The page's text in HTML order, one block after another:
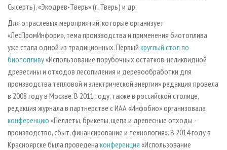
Сысерть), «Экодрев-Тверь» (г. Тверь) и др.
Для отраслевых мероприятий, которые организует
«ЛесПромИнформ», тема производства и применения биотоплива
уже стала одной из традиционных. Первый круглый стол по
биотопливу«Использование порубочных остатков, неликвидной
древесины и отходов лесопиления и деревообработки для
производства тепловой и электрической энергии» редакция провела
в 2008 году в Москве. В 2011 году, также в российской столице,
редакция журнала в партнерстве с ИАА «Инфобио» организовала
конференцию «Пеллеты, брикеты, щепа и древесные отходы -
производство, сбыт, финансирование и технология». В 2014 году в
Красноярске была проведена конференция «Использование